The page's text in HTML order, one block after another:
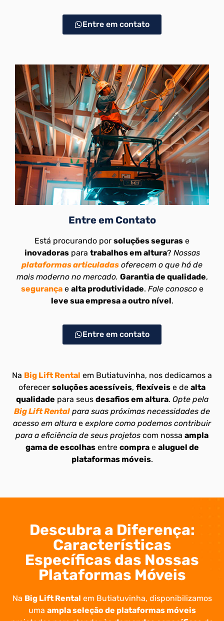
Entre em contato
Entre em Contato
Está procurando por soluções seguras e
inovadoraspara trabalhos em altura? Nossas
plataformas articuladas oferecem o que há de
mais moderno no mercado. Garantia de qualidade,
segurança e alta produtividade. Fale conoscoe
leve sua empresa a outro nível.
Entre em contato
Na Big Lift Rental em Butiatuvinha, nos dedicamos a
oferecer soluções acessíveis, flexíveis e de alta
qualidade para seus desafios em altura. Opte pela
Big Lift Rental para suas próximas necessidades de
acesso em altura e explore como podemos contribuir
para a eficiência de seus projetos com nossa ampla
gama de escolhasentre comprae aluguel de
plataformas móveis.
Descubra a Diferença:
Características
Específicas das Nossas
Plataformas Móveis
Na Big Lift Rental em Butiatuvinha, disponibilizamos
uma ampla seleção de plataformas móveis